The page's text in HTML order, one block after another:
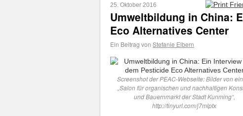
25. Oktober 2016
Umweltbildung in China:
Eco Alternatives Center
Ein Beitrag von Stefanie Elbern
Screenshot der PEAC-Webseite: Bilder von
„Salon für organischen und nachhaltigen
und Bauernmarkt der Stadt Kunming“,
http://tinyurl.com/j7mlptx